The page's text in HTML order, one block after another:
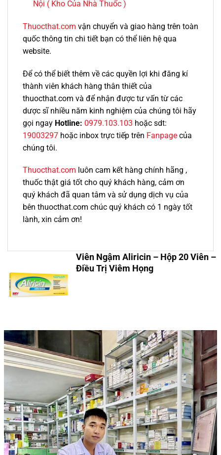
Nội ( Kho Của Nhà Thuốc )
Thuocthat.com vận chuyển và giao hàng trên toàn
quốc thông tin chi tiết bạn có thể liên hệ qua
website.
Để có thể biết thêm về các quyền lợi khi đăng kí
thành viên khách hàng thân thiết của
thuocthat.com và để nhận được tư vấn từ các
dược sĩ nhiều năm kinh nghiệm của chúng tôi hãy
gọi ngay Hotline: 0979.103.103 hoặc sdt:
19003297 hoặc inbox trực tiếp trên Fanpage của
chúng tôi.
Thuocthat.com luôn cam kết hàng chính hãng ,
thuốc thật giá tốt cho quý khách hàng, cảm ơn
quý khách đã quan tâm và sử dụng dịch vụ của
bên thuocthat.com chúc quý khách có 1 ngày tốt
lành, xin cảm ơn!
Viên Ngậm Aliricin – Hộp 20 Viên –
Điều Trị Viêm Họng